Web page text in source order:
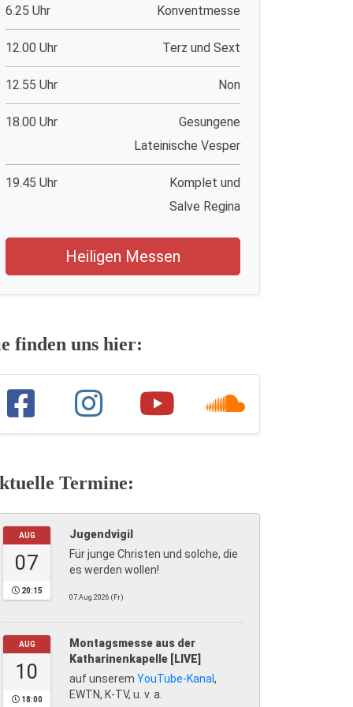
6.25 Uhr Konventmesse
12.00 Uhr Terz und Sext
12.55 Uhr Non
18.00 Uhr
Gesungene
Lateinische Vesper
19.45 Uhr
Komplet und
Salve Regina
Heiligen Messen
finden uns hier:
Termine:
AUG
07
20:15
Jugendvigil
Für junge Christen und solche, die
es werden wollen!
07.Aug.2026 (Fr)
AUG
10
18:00
Montagsmesse aus der
Katharinenkapelle [LIVE]
auf unserem YouTube-Kanal ,
EWTN, K-TV, u. v. a.